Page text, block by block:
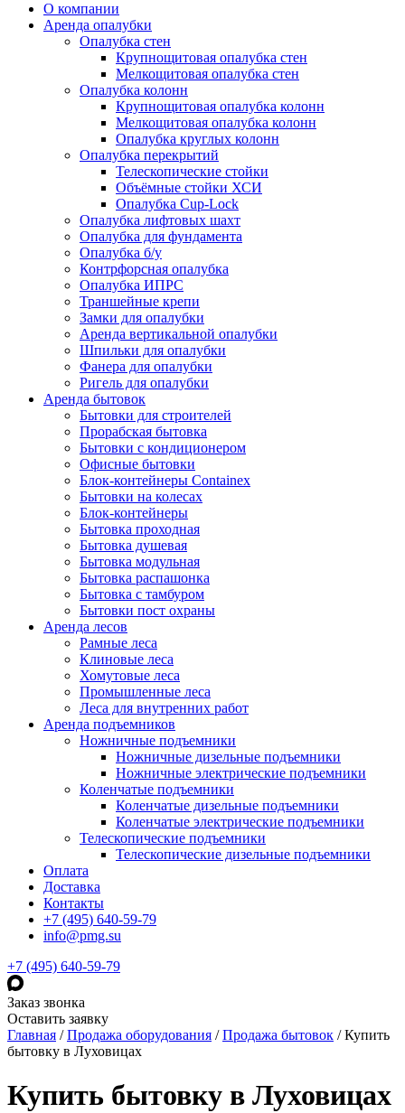
О компании
Аренда опалубки
Опалубка стен
Крупнощитовая опалубка стен
Мелкощитовая опалубка стен
Опалубка колонн
Крупнощитовая опалубка колонн
Мелкощитовая опалубка колонн
Опалубка круглых колонн
Опалубка перекрытий
Телескопические стойки
Объёмные стойки ХСИ
Опалубка Cup-Lock
Опалубка лифтовых шахт
Опалубка для фундамента
Опалубка б/у
Контрфорсная опалубка
Опалубка ИПРС
Траншейные крепи
Замки для опалубки
Аренда вертикальной опалубки
Шпильки для опалубки
Фанера для опалубки
Ригель для опалубки
Аренда бытовок
Бытовки для строителей
Прорабская бытовка
Бытовки с кондиционером
Офисные бытовки
Блок-контейнеры Containex
Бытовки на колесах
Блок-контейнеры
Бытовка проходная
Бытовка душевая
Бытовка модульная
Бытовка распашонка
Бытовка с тамбуром
Бытовки пост охраны
Аренда лесов
Рамные леса
Клиновые леса
Хомутовые леса
Промышленные леса
Леса для внутренних работ
Аренда подъемников
Ножничные подъемники
Ножничные дизельные подъемники
Ножничные электрические подъемники
Коленчатые подъемники
Коленчатые дизельные подъемники
Коленчатые электрические подъемники
Телескопические подъемники
Телескопические дизельные подъемники
Оплата
Доставка
Контакты
+7 (495) 640-59-79
info@pmg.su
+7 (495) 640-59-79
Заказ звонка
Оставить заявку
Главная /Продажа оборудования /Продажа бытовок /Купить
бытовку в Луховицах
Купить бытовку в Луховицах